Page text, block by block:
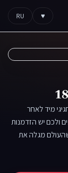
♥
RU
לרסיטל חגיגי מיד לאחר
ולכם יש הזדמנות
מגלה את